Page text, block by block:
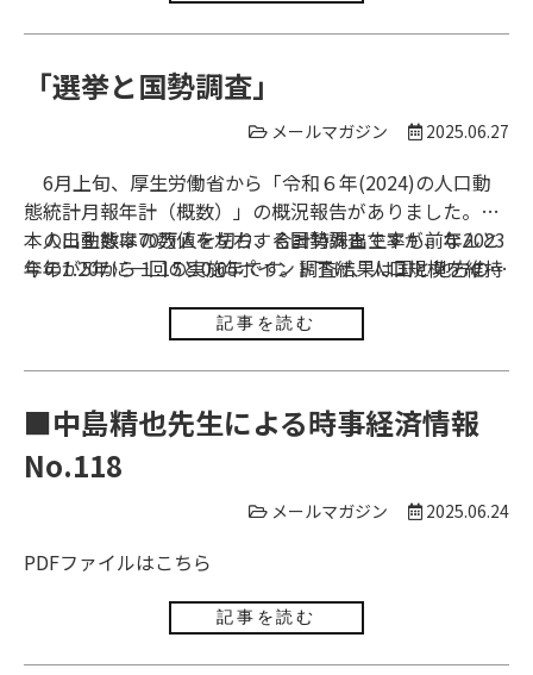
「選挙と国勢調査」
メールマガジン 2025.06.27
6月上旬、厚生労働省から「令和６年(2024)の人口動
態統計月報年計（概数）」の概況報告がありました。日
本の出生数は70万人を切り、合計特殊出生率も前年2023
年の1.20から１.15と0.05ポイント下げ、人口規模を維持
で低下しました。“韓国などの隣国よりはまだマシ”など
から下がらなかった県があります。それが福井県です。
その結果、47都道府県のなかで出生率の相対的な高さ
は、本土復帰後一貫して１位の沖縄県に次ぐ２位となり
ました。もっと騒がれるのではないかと思いましたが、
本件に関して私にコメントを求めてこられたのは読売新
聞の記者の方お一人だけでした。皆さん大変冷静にこの
下がらなかった福井県ですが、出生数は減少していま
す。ということは、率算出に際し分母として用いる女性
人口の減り方が影響したことになります。分母の女性人
人口動態率の数値を左右する国勢調査ですが、なんと
今年が5年に一回の実施年です。調査結果は国と地方の行
交付税交付金と国政選挙の議員定数でしょうか。過去に
票の格差が問題になるなか、2016年以降、参議院の選挙
区選挙において、島根県と鳥取県、徳島県と高知県がそ
れぞれ「合区」となりましたが、その根拠として用いら
れてきたのも国勢調査の結果です。従来は4県で合計8の
議席を有していましたが、各合区の定数が2となったた
め、現在では4県合計の議席数は4となっています。合区
その後の国勢調査の結果を用いた計算によると、格差は
再拡大しています。議員１人当たりの人口が多いのは宮
城県、埼玉県、東京都などで、逆に最も少ないのは合区
記事を読む
■中島精也先生による時事経済情報
No.118
メールマガジン 2025.06.24
PDFファイルはこちら
記事を読む